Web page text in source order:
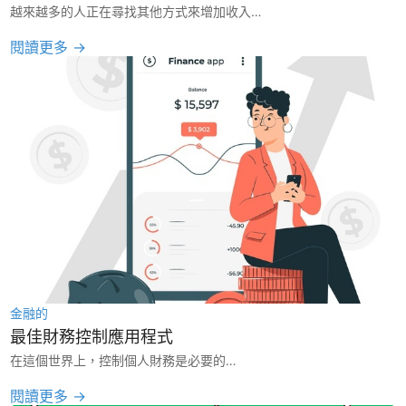
越來越多的人正在尋找其他方式來增加收入…
閱讀更多 →
金融的
最佳財務控制應用程式
在這個世界上，控制個人財務是必要的…
閱讀更多 →